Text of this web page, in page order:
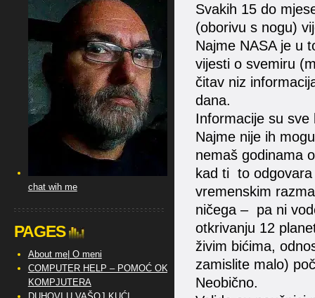
Svakih 15 do
(oborivu s nogu)
Najme NASA je u
vijesti o svemiru
čitav niz
dana.
Informacije su sve
Najme nije ih
nemaš godinama
kad ti to
vremenskim
ničega – pa ni
otkrivanju 12
živim bićima,
zamislite malo)
Neobično.
chat wih me
PAGES
About me| O meni
COMPUTER HELP – POMOĆ OKO
KOMPJUTERA